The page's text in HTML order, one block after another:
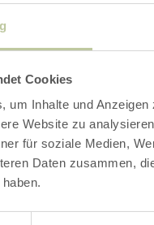
Cookies
um Inhalte und
Website zu
für soziale Medien,
Daten zusammen,